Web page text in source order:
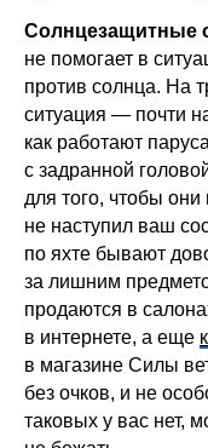
Солнцезащитные
не помогает в
против солнца. На
ситуация — почти
как работают
с задранной
для того, чтобы
не наступил ваш
по яхте бывают
за лишним
продаются в
в интернете, а еще
в магазине Силы
без очков, и не
таковых у вас нет,